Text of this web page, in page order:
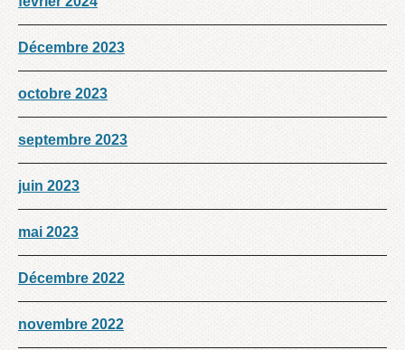
Décembre 2023
octobre 2023
septembre 2023
juin 2023
mai 2023
Décembre 2022
novembre 2022